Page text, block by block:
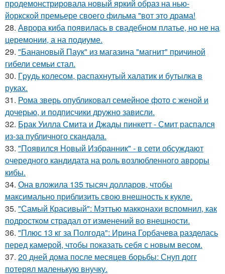
продемонстрировала новый яркий образ на нью-
йоркской премьере своего фильма "вот это драма!
28. Аврора киба появилась в свадебном платье, но не на
церемонии, а на подиуме.
29. "Банановый Паук" из магазина "магнит" причиной
гибели семьи стал.
30. Гpyдь колесом, распахнутый халатик и бутылка в
руках.
31. Рома зверь опубликовал семейное фото с женой и
дочерью, и подписчики дружно зависли.
32. Брак Уилла Смита и Джады пинкетт - Смит распался
из-за публичного скандала.
33. "Появился Новый Избранник" - в сети обсуждают
очередного кандидата на роль возлюбленного авроры
кибы.
34. Она вложила 135 тысяч долларов, чтобы
максимально приблизить свою внешность к кукле.
35. "Самый Красивый": Мэттью макконахи вспомнил, как
подростком страдал от изменений во внешности.
36. "Плюс 13 кг за Полгода": Ирина Горбачева разделась
перед камерой, чтобы показать себя с новым весом.
37. 20 дней дома после месяцев борьбы: Снуп догг
потерял маленькую внучку.